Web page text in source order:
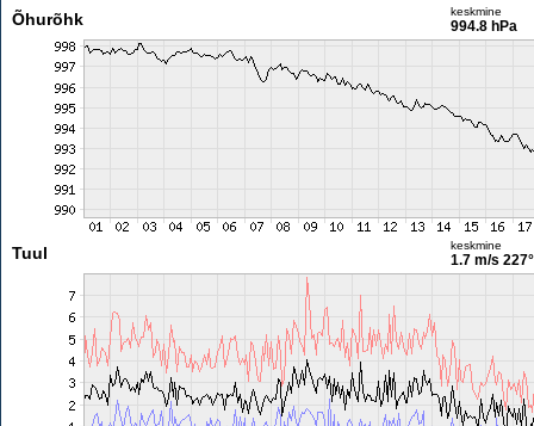
Õhurõhk keskmine
994.8 hPa
Tuul keskmine
1.7 m/s 227°